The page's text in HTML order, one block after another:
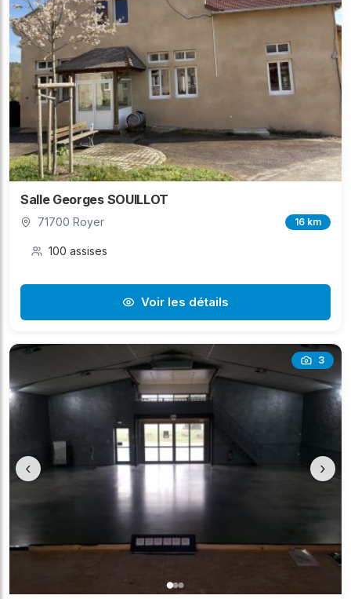
Salle Georges SOUILLOT
71700 Royer 16 km
100 assises
Voir les détails
3
‹ ›